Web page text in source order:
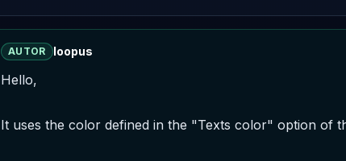
AUTOR loopus
Hello,
It uses the color defined in the "Texts color" option of